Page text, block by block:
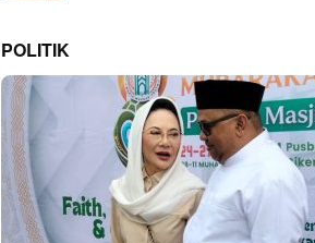
Kebakaran Kampung Adat
Cipta Mulya Cisolok
Sukabumi, 70 Rumah
Hangus dan 420 Warga
Terdampak
Dump
Tabrak
Motor
Selatan
POLITIK